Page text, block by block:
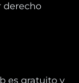
derecho
es gratuito y